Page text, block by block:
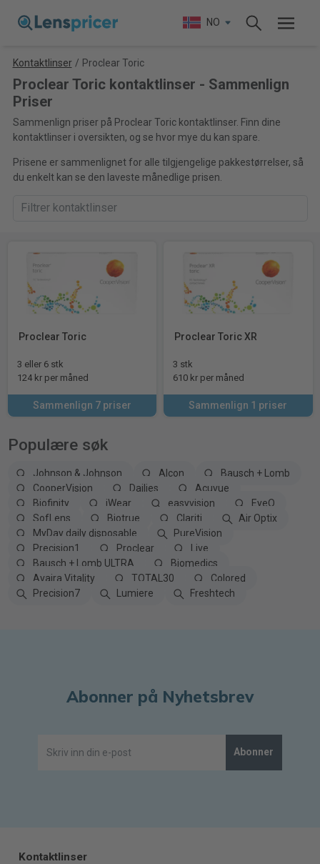
NO
Kontaktlinser / Proclear Toric
Proclear Toric kontaktlinser - Sammenlign
Priser
Sammenlign priser på Proclear Toric kontaktlinser. Finn dine
kontaktlinser i oversikten, og se hvor mye du kan spare.
Prisene er sammenlignet for alle tilgjengelige pakkestørrelser, så
du enkelt kan se den laveste månedlige prisen.
Proclear Toric
3 eller 6 stk
124 kr per måned
Sammenlign 7 priser
Proclear Toric XR
3 stk
610 kr per måned
Sammenlign 1 priser
Populære søk
Johnson & Johnson Alcon
Bausch + Lomb
CooperVision
Dailies
Acuvue
Biofinity
iWear easyvision
EyeQ
SofLens
Biotrue Clariti
Air Optix
MyDay daily disposable
PureVision
Precision1
Proclear
Live
Bausch + Lomb ULTRA
Biomedics
Avaira Vitality
TOTAL30
Colored
Precision7
Lumiere Freshtech
Abonner på Nyhetsbrev
Abonner
Kontaktlinser